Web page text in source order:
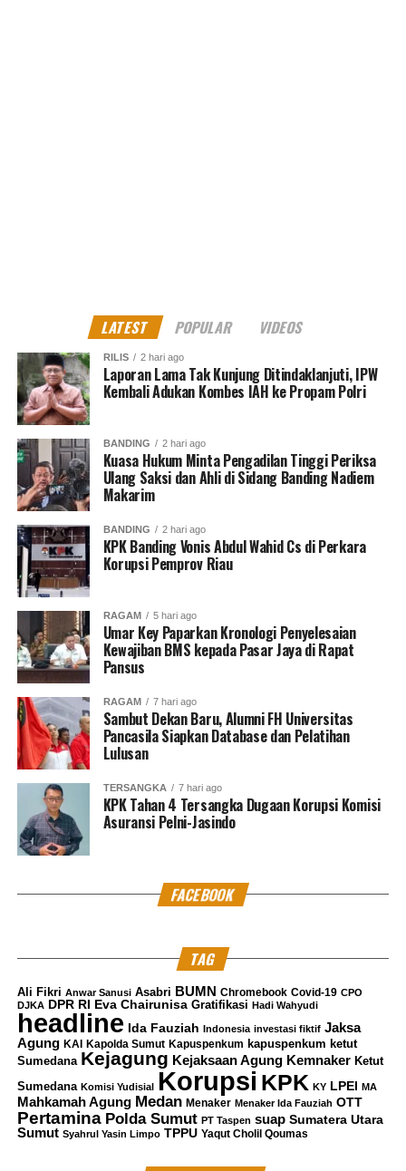
Kedepan akan terus dilakukan pemantauan, dan
nantinya setelah 21 hari dapat di kebalikan ke
Puskesmas terdekat.
Guna kembali diperiksa dan bagi yang belum melakukan
vaksinasi booster akan divaksin.
Turut hadir Bupati Kabupaten Labura Hendri Yanto
Sitorus SE, Wakil Bupati Kabupaten Labura H Samsul
Tanjung ST MH, Sekdakab Labura H Muhammad Suib
SPd MM.
Kakan Kemenag Kabupaten Langkat H Ainul Aswad SAg
MA, Kakan Kemenag kabupaten Labura Agus Priadi SAg
MSi, Ketua PD IPHI Kabupaten Langkat H Irfan Yusuf.
Sementara itu,Sabtu malam sekira pukul 20.05 Wib,
jemaah haji
kloter08 asal Kabupaten Asahan,Kota
Medan,Kota Sibolga,
Telah mendarat di bandara Kualanamu Deli Serdang,
dalam keadaan sehat walafiat, diantaranya terdapat
Kepala Kemenag Kota Sibolga,Dr.H. Bahrum Saleh
Channel YouTube, Instagram dan Tik Tok.Terima
RELATED TOPICS: BUPATI HAJI KLOTER LANGKAT
UP NEXT
Promo Payday Pertamina di Pertashop Desa Situmbaga
DON'T MISS
Kemnaker Mulai Eksekusi 10 Jurus Pastikan Warga
Batang Terlibat KITB
LATEST POPULAR VIDEOS
RILIS 2 hari ago
Laporan Lama Tak Kunjung Ditindaklanjuti, IPW
Kembali Adukan Kombes IAH ke Propam Polri
BANDING 2 hari ago
Kuasa Hukum Minta Pengadilan Tinggi Periksa
Ulang Saksi dan Ahli di Sidang Banding Nadiem
Makarim
BANDING 2 hari ago
KPK Banding Vonis Abdul Wahid Cs di Perkara
Korupsi Pemprov Riau
RAGAM 5 hari ago
Umar Key Paparkan Kronologi Penyelesaian
Kewajiban BMS kepada Pasar Jaya di Rapat
Pansus
RAGAM 7 hari ago
Sambut Dekan Baru, Alumni FH Universitas
Pancasila Siapkan Database dan Pelatihan
Lulusan
TERSANGKA 7 hari ago
KPK Tahan 4 Tersangka Dugaan Korupsi Komisi
Asuransi Pelni-Jasindo
FACEBOOK
TAG
Ali Fikri Anwar Sanusi Asabri BUMN Chromebook Covid-19 CPO
DJKA
DPR RI Eva Chairunisa Gratifikasi Hadi Wahyudi
headline Ida Fauziah Indonesia investasi fiktif Jaksa
Agung KAI Kapolda Sumut Kapuspenkum kapuspenkum ketut
Sumedana Kejagung Kejaksaan Agung Kemnaker Ketut
Sumedana Komisi Yudisial Korupsi KPK KY LPEI MA
Mahkamah Agung Medan Menaker Menaker Ida Fauziah OTT
Pertamina Polda Sumut PT Taspen suap Sumatera Utara
Sumut Syahrul Yasin Limpo TPPU Yaqut Cholil Qoumas